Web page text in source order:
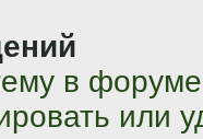
в
или